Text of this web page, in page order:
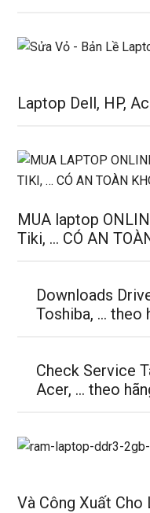
Laptop Dell, HP,
MUA laptop
Tiki, … CÓ AN
Downloads
Toshiba, … theo
Check Service
Acer, … theo
Và Công Xuất Cho